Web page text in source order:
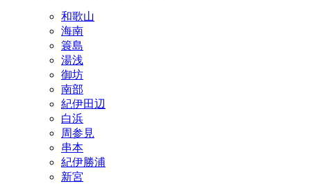
和歌山
海南
簑島
湯浅
御坊
南部
紀伊田辺
白浜
周参見
串本
紀伊勝浦
新宮